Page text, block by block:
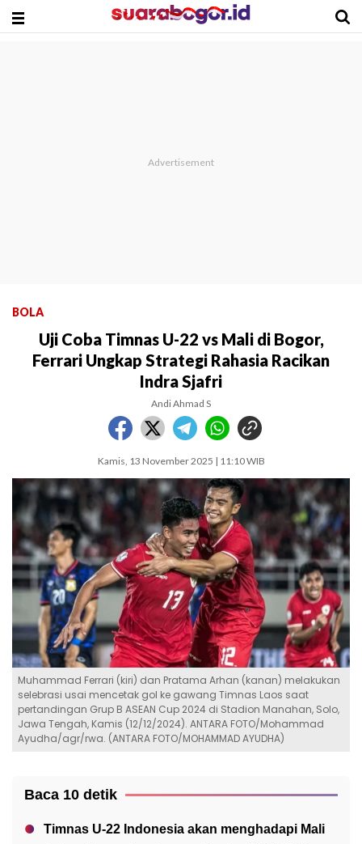
BOLA
Uji Coba Timnas U-22 vs Mali di Bogor,
Ferrari Ungkap Strategi Rahasia Racikan
Indra Sjafri
Andi Ahmad S
Kamis, 13 November 2025 | 11:10 WIB
Muhammad Ferrari (kiri) dan Pratama Arhan (kanan) melakukan
selebrasi usai mencetak gol ke gawang Timnas Laos saat
pertandingan Grup B ASEAN Cup 2024 di Stadion Manahan, Solo,
Jawa Tengah, Kamis (12/12/2024). ANTARA FOTO/Mohammad
Ayudha/agr/rwa. (ANTARA FOTO/MOHAMMAD AYUDHA)
Baca 10 detik
Timnas U-22 Indonesia akan menghadapi Mali